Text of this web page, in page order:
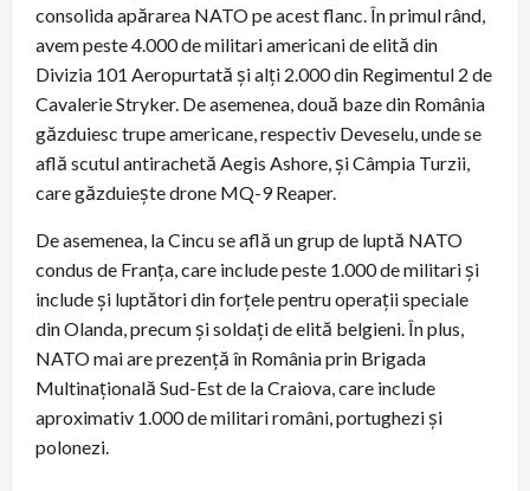
consolida apărarea NATO pe acest flanc. În primul rând,
avem peste 4.000 de militari americani de elită din
Divizia 101 Aeropurtată și alți 2.000 din Regimentul 2 de
Cavalerie Stryker. De asemenea, două baze din România
găzduiesc trupe americane, respectiv Deveselu, unde se
află scutul antirachetă Aegis Ashore, și Câmpia Turzii,
care găzduiește drone MQ-9 Reaper.
De asemenea, la Cincu se află un grup de luptă NATO
condus de Franța, care include peste 1.000 de militari și
include și luptători din forțele pentru operații speciale
din Olanda, precum și soldați de elită belgieni. În plus,
NATO mai are prezență în România prin Brigada
Multinațională Sud-Est de la Craiova, care include
aproximativ 1.000 de militari români, portughezi și
polonezi.